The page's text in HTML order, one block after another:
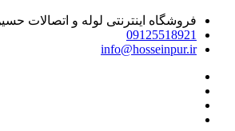
فروشگاه اینترنتی لوله و اتصالات
09125518921
info@hosseinpur.ir